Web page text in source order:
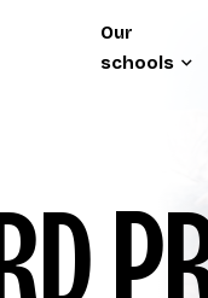
Our
schools